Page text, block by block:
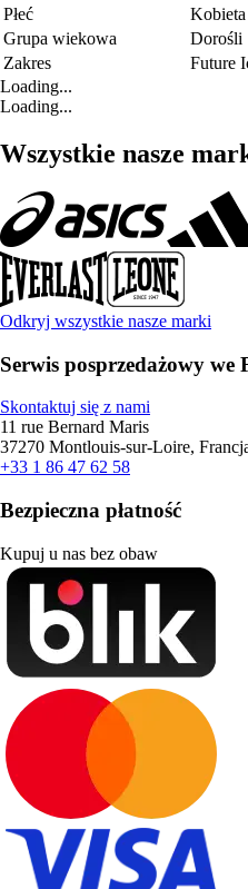
Płeć
Kobieta
Grupa wiekowa
Dorośli
Zakres
Future
Loading...
Loading...
Wszystkie nasze
Odkryj wszystkie nasze marki
Serwis posprzedażowy we
Skontaktuj się z nami
11 rue Bernard Maris
37270 Montlouis-sur-Loire,
+33 1 86 47 62 58
Bezpieczna płatność
Kupuj u nas bez obaw